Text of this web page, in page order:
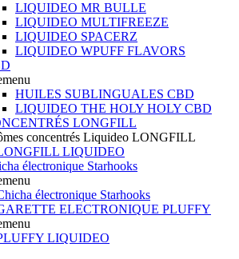
LIQUIDEO MR BULLE
LIQUIDEO MULTIFREEZE
LIQUIDEO SPACERZ
LIQUIDEO WPUFF FLAVORS
HUILES SUBLINGUALES CBD
LIQUIDEO THE HOLY HOLY CBD
LONGFILL
concentrés Liquideo LONGFILL
électronique Starhooks
ELECTRONIQUE PLUFFY